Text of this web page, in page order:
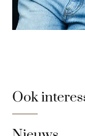
Ook